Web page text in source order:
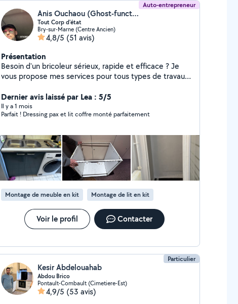
Auto-entrepreneur
Anis Ouchaou (Ghost-function)
Tout Corp d'état
Bry-sur-Marne (Centre Ancien)
4,8/5 (51 avis)
Présentation
Besoin d'un bricoleur sérieux, rapide et efficace ? Je
vous propose mes services pour tous types de travaux
réparations, installations, finitions, améliorations de
l'habitat et bien plus encore. Travail soigné et de
qualité Ponctualité et sérieux Conseils honnêtes et
besoins Votre satisfaction est ma priorité. Un travail
bien fait, au juste prix. N'hésitez pas à me contacter, je
réponds rapidement et avec plaisir.
Dernier avis laissé par Lea : 5/5
Il y a 1 mois
Parfait ! Dressing pax et lit coffre monté parfaitement
Montage de meuble en kit Montage de lit en kit
Voir le profil Contacter
Particulier
Kesir Abdelouahab
Abdou Brico
Pontault-Combault (Cimetiere-Est)
4,9/5 (53 avis)